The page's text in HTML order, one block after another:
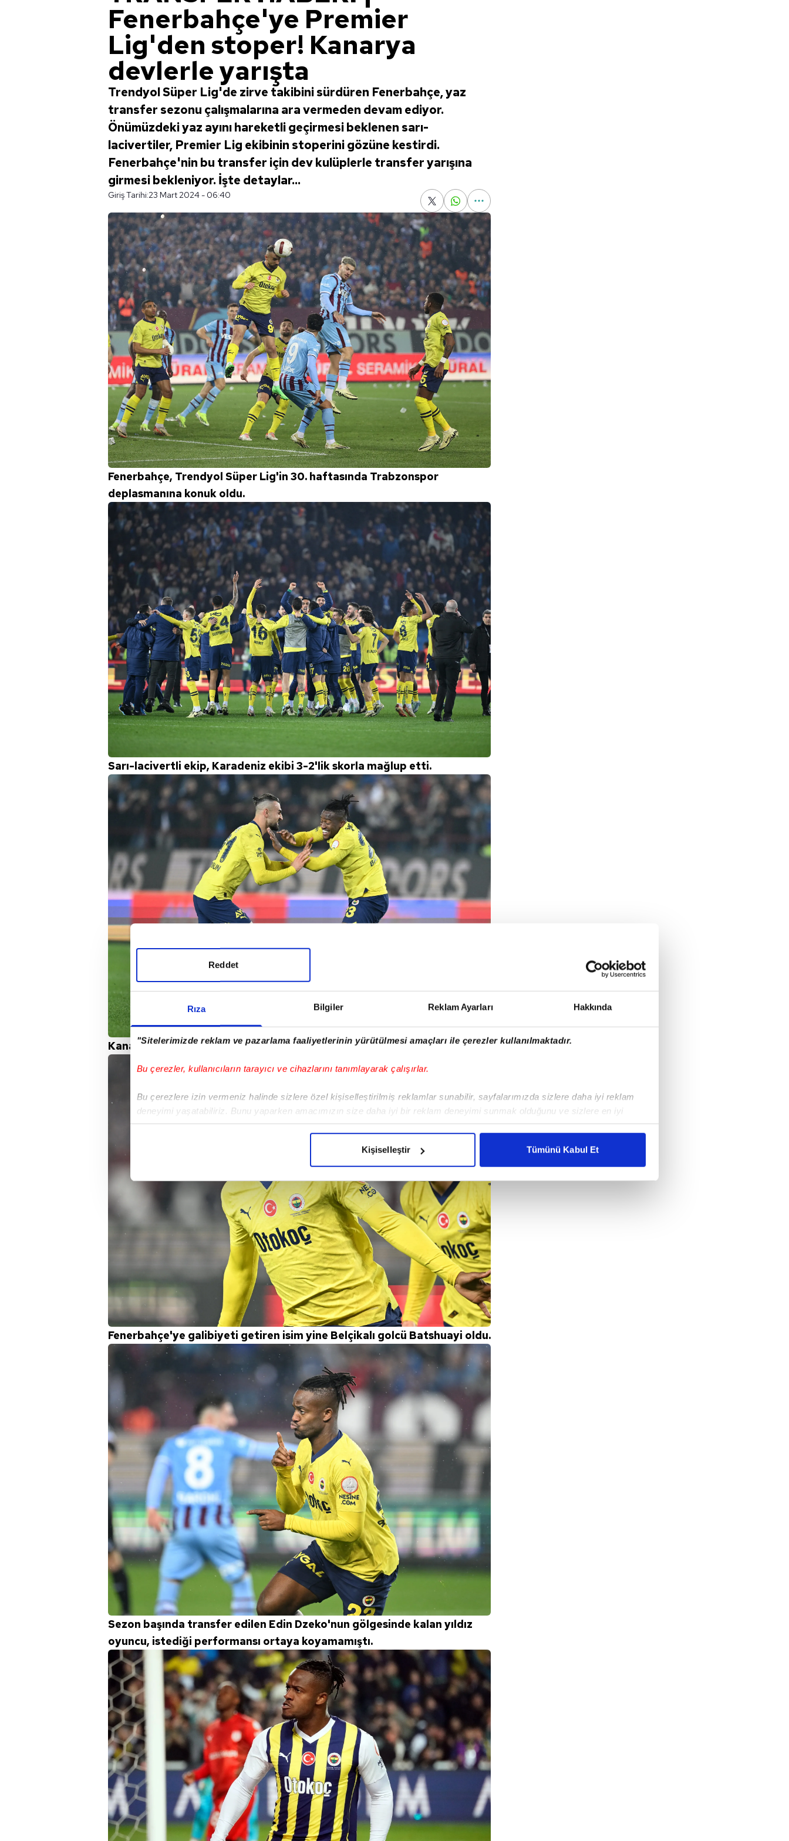
Rıza Bilgiler Reklam Ayarları Hakkında
"Sitelerimizde reklam ve pazarlama faaliyetlerinin yürütülmesi amaçları ile çerezler kullanılmaktadır.
Bu çerezler, kullanıcıların tarayıcı ve cihazlarını tanımlayarak çalışırlar.
Bu çerezlere izin vermeniz halinde sizlere özel kişiselleştirilmiş reklamlar sunabilir, sayfalarımızda sizlere daha iyi reklam
deneyimi yaşatabiliriz. Bunu yaparken amacımızın size daha iyi bir reklam deneyimi sunmak olduğunu ve sizlere en iyi
içerikleri sunabilmek adına elimizden gelen çabayı gösterdiğimizi ve bu noktada, reklamların maliyetlerimizi karşılamak
Her halükârda, kullanıcılar, bu çerezlere izin vermedikleri takdirde, kullanıcılara hedefli reklamlar gösterilmeyecektir."
Sizlere daha iyi bir hizmet sunabilmek için İnternet Sitemizde kendimize ve üçüncü kişilere ait çerezler kullanılmaktadır. Bu
çerezler vasıtasıyla çeşitli kişisel verileriniz işlenmekte olup gerekli olan çerezler bilgi toplumu hizmetlerinin sunulması
amacıyla kullanılmaktadır. Diğer çerezler, sitemizin daha işlevsel kılınması ve kişiselleştirilmesi ve sizlere yönelik
reklam/pazarlama faaliyetlerinin yapılması, amaçlarıyla sınırlı olarak açık rızanız dahilinde kullanılacaktır.
Çerezlere ilişkin tercihlerinizi aşağıda yer alan panel vasıtasıyla belirleyebilirsiniz. Çerezlere ilişkin detaylı bilgi için Ayarlar
butonuna tıklayabilir,Çerez Bilgilendirme Metnimiziziyaret edebilirsiniz.
6698 sayılı Kişisel Verilerin Korunması Kanunu uyarınca hazırlanmış Aydınlatma Metnimizi okumak ve sitemizde ilgili
mevzuata uygun olarak kullanılan çerezlerle ilgili bilgi almak için lütfentıklayınız .
Reddet
Kişiselleştir Tümünü Kabul Et
Fenerbahçe'ye Premier
Lig'den stoper! Kanarya
devlerle yarışta
Trendyol Süper Lig'de zirve takibini sürdüren Fenerbahçe, yaz
transfer sezonu çalışmalarına ara vermeden devam ediyor.
Önümüzdeki yaz ayını hareketli geçirmesi beklenen sarı-
lacivertiler, Premier Lig ekibinin stoperini gözüne kestirdi.
Fenerbahçe'nin bu transfer için dev kulüplerle transfer yarışına
girmesi bekleniyor. İşte detaylar...
Giriş Tarihi:23 Mart 2024 - 06:40
Fenerbahçe, Trendyol Süper Lig'in 30. haftasında Trabzonspor
deplasmanına konuk oldu.
Sarı-lacivertli ekip, Karadeniz ekibi 3-2'lik skorla mağlup etti.
Kanarya'nın golleri Fred (2) ve Michy Batshuayi'den geldi.
Fenerbahçe'ye galibiyeti getiren isim yine Belçikalı golcü Batshuayi oldu.
Sezon başında transfer edilen Edin Dzeko'nun gölgesinde kalan yıldız
oyuncu, istediği performansı ortaya koyamamıştı.